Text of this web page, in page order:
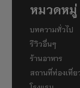
หมวดหมู่
บทความทั่วไป
รีวิวอื่นๆ
ร้านอาหาร
สถานที่ท่องเที่ย